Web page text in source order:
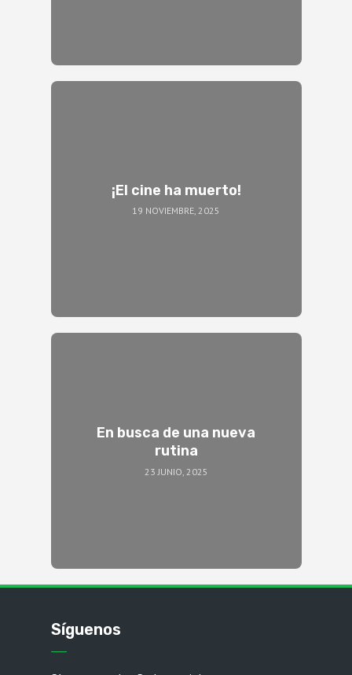
¡El cine ha muerto!
19 NOVIEMBRE, 2025
En busca de una nueva
rutina
23 JUNIO, 2025
Síguenos